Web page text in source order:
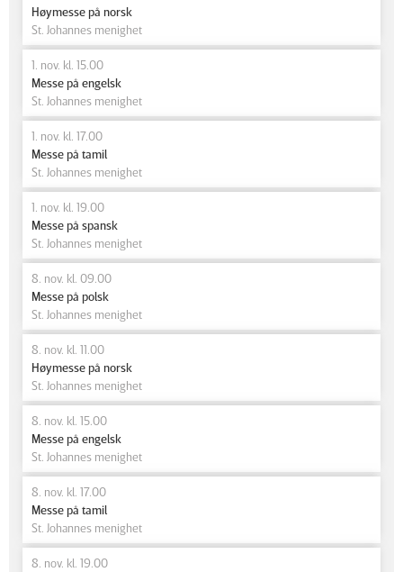
Høymesse på norsk
St. Johannes menighet
1. nov. kl. 15.00
Messe på engelsk
St. Johannes menighet
1. nov. kl. 17.00
Messe på tamil
St. Johannes menighet
1. nov. kl. 19.00
Messe på spansk
St. Johannes menighet
8. nov. kl. 09.00
Messe på polsk
St. Johannes menighet
8. nov. kl. 11.00
Høymesse på norsk
St. Johannes menighet
8. nov. kl. 15.00
Messe på engelsk
St. Johannes menighet
8. nov. kl. 17.00
Messe på tamil
St. Johannes menighet
8. nov. kl. 19.00